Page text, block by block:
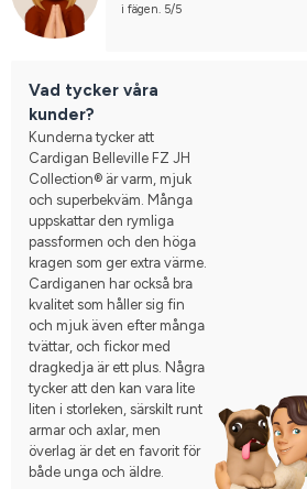
i fägen. 5/5
Vad tycker våra
kunder?
Kunderna tycker att
Cardigan Belleville FZ JH
Collection® är varm, mjuk
och superbekväm. Många
uppskattar den rymliga
passformen och den höga
kragen som ger extra värme.
Cardiganen har också bra
kvalitet som håller sig fin
och mjuk även efter många
tvättar, och fickor med
dragkedja är ett plus. Några
tycker att den kan vara lite
liten i storleken, särskilt runt
armar och axlar, men
överlag är det en favorit för
både unga och äldre.